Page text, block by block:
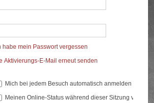
habe mein Passwort vergessen
Aktivierungs-E-Mail erneut senden
Mich bei jedem Besuch automatisch anmelden
Meinen Online-Status während dieser Sitzung